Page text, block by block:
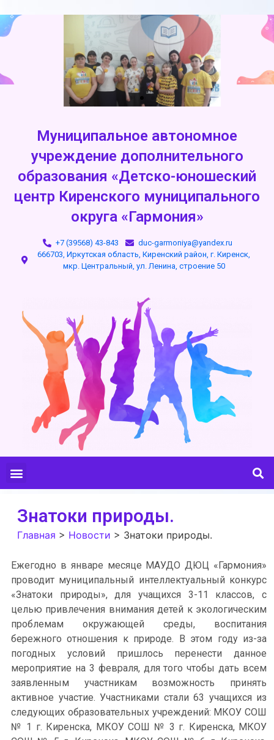
Муниципальное автономное
учреждение дополнительного
образования «Детско-юношеский
центр Киренского муниципального
округа «Гармония»
+7 (39568) 43-843
duc-garmoniya@yandex.ru
666703, Иркутская область, Киренский район, г. Киренск,
мкр. Центральный, ул. Ленина, строение 50
Знатоки природы.
Главная > Новости > Знатоки природы.
Ежегодно в январе месяце МАУДО ДЮЦ «Гармония»
проводит муниципальный интеллектуальный конкурс
«Знатоки природы», для учащихся 3-11 классов, с
целью привлечения внимания детей к экологическим
проблемам окружающей среды, воспитания
бережного отношения к природе. В этом году из-за
погодных условий пришлось перенести данное
мероприятие на 3 февраля, для того чтобы дать всем
заявленным участникам возможность принять
активное участие. Участниками стали 63 учащихся из
следующих образовательных учреждений: МКОУ СОШ
№ 1 г. Киренска, МКОУ СОШ № 3 г. Киренска, МКОУ